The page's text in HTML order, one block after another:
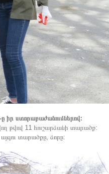
իր ստորաբաժանումներով:
թվով 11 հուշարձանի տարածք:
տարածքը, ձորը: